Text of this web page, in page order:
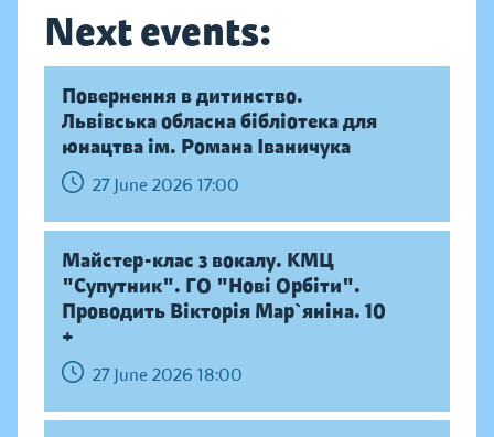
Next events:
Повернення в дитинство.
Львівська обласна бібліотека для
юнацтва ім. Романа Іваничука
27 June 2026 17:00
Майстер-клас з вокалу. КМЦ
"Супутник". ГО "Нові Орбіти".
Проводить Вікторія Мар`яніна. 10
+
27 June 2026 18:00